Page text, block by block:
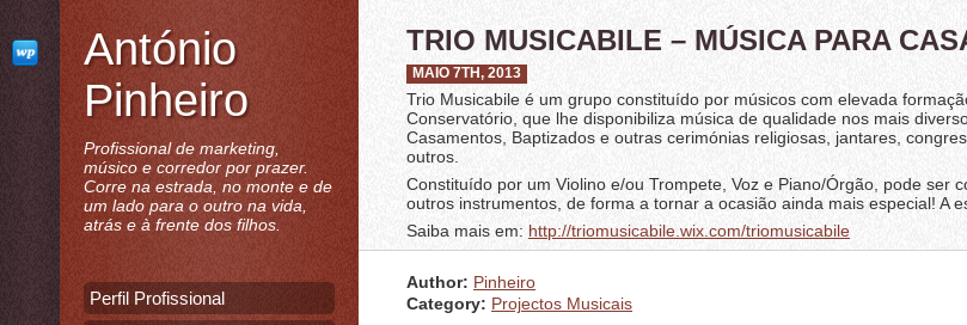
TRIO MUSICABILE – MÚSICA PARA
MAIO 7TH, 2013
Trio Musicabile é um grupo constituído por músicos com elevada
Conservatório, que lhe disponibiliza música de qualidade nos mais
Casamentos, Baptizados e outras cerimónias religiosas, jantares,
outros.
​​Constituído por um Violino e/ou Trompete, Voz e Piano/Órgão, pode ser
outros instrumentos, de forma a tornar a ocasião ainda mais especial! A
Saiba mais em: http://triomusicabile.wix.com/triomusicabile
Author: Pinheiro
Category: Projectos Musicais
António
Pinheiro
Profissional de marketing,
músico e corredor por prazer.
Corre na estrada, no monte e de
um lado para o outro na vida,
atrás e à frente dos filhos.
Perfil Profissional